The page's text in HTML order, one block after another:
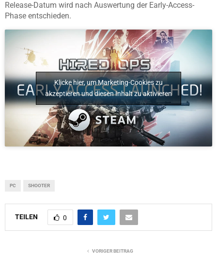
Release-Datum wird nach Auswertung der Early-Access-
Phase entschieden.
Klicke hier, um Marketing-Cookies zu
akzeptieren und diesen Inhalt zu aktivieren
PC SHOOTER
TEILEN 0
VORIGER BEITRAG